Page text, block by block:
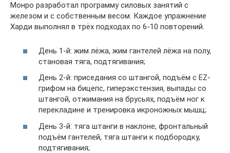
Монро разработал программу силовых занятий с
железом и с собственным весом. Каждое упражнение
Харди выполнял в трёх подходах по 6-10 повторений.
День 1-й: жим лёжа, жим гантелей лёжа на полу,
становая тяга, подтягивания;
День 2-й: приседания со штангой, подъём с EZ-
грифом на бицепс, гиперэкстензия, выпады со
штангой, отжимания на брусьях, подъём ног к
перекладине и тренировка икроножных мышц;
День 3-й: тяга штанги в наклоне, фронтальный
подъём гантелей, тяга штанги к подбородку,
подтягивания;